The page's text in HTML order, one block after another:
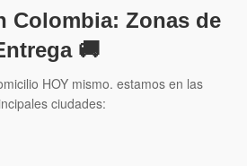
Colombia: Zonas de
🚚
HOY mismo. estamos en las
ciudades: